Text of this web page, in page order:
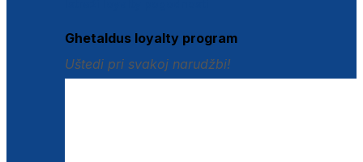
Ghetaldus loyalty program
Uštedi pri svakoj narudžbi!